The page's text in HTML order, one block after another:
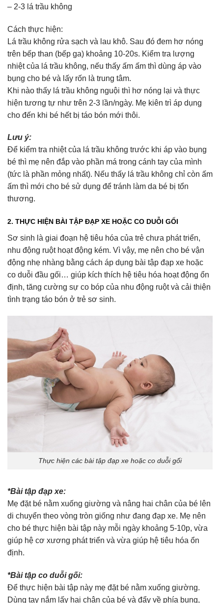
– 2-3 lá trầu không
Cách thực hiện:
Lá trầu không rửa sạch và lau khô. Sau đó đem hơ nóng
trên bếp than (bếp ga) khoảng 10-20s. Kiểm tra lượng
nhiệt của lá trầu không, nếu thấy ấm ấm thì dùng áp vào
bụng cho bé và lấy rốn là trung tâm.
Khi nào thấy lá trầu không nguội thì hơ nóng lại và thực
hiện tương tự như trên 2-3 lần/ngày. Mẹ kiên trì áp dụng
cho đến khi bé hết bị táo bón mới thôi.
Lưu ý:
Để kiểm tra nhiệt của lá trầu không trước khi áp vào bụng
bé thì mẹ nên đắp vào phần má trong cánh tay của mình
(tức là phần mỏng nhất). Nếu thấy lá trầu không chỉ còn ấm
ấm thì mới cho bé sử dụng để tránh làm da bé bị tổn
thương.
2. THỰC HIỆN BÀI TẬP ĐẠP XE HOẶC CO DUỖI GỐI
Sơ sinh là giai đoạn hệ tiêu hóa của trẻ chưa phát triển,
nhu động ruột hoạt động kém. Vì vậy, mẹ nên cho bé vận
động nhẹ nhàng bằng cách áp dụng bài tập đạp xe hoặc
co duỗi đầu gối… giúp kích thích hệ tiêu hóa hoạt động ổn
định, tăng cường sự co bóp của nhu động ruột và cải thiện
tình trạng táo bón ở trẻ sơ sinh.
Thực hiện các bài tập đạp xe hoặc co duỗi gối
*Bài tập đạp xe:
Mẹ đặt bé nằm xuống giường và nâng hai chân của bé lên
di chuyển theo vòng tròn giống như đang đạp xe. Mẹ nên
cho bé thực hiện bài tập này mỗi ngày khoảng 5-10p, vừa
giúp hệ cơ xương phát triển và vừa giúp hệ tiêu hóa ổn
định.
*Bài tập co duỗi gối:
Để thực hiện bài tập này mẹ đặt bé nằm xuống giường.
Dùng tay nắm lấy hai chân của bé và đẩy về phía bụng,